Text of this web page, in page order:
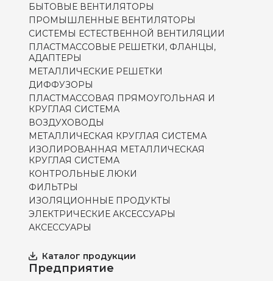
БЫТОВЫЕ ВЕНТИЛЯТОРЫ
ПРОМЫШЛЕННЫЕ ВЕНТИЛЯТОРЫ
СИСТЕМЫ ЕСТЕСТВЕННОЙ ВЕНТИЛЯЦИИ
ПЛАСТМАССОВЫЕ РЕШЕТКИ, ФЛАНЦЫ,
АДАПТЕРЫ
МЕТАЛЛИЧЕСКИЕ РЕШЕТКИ
ДИФФУЗОРЫ
ПЛАСТМАССОВАЯ ПРЯМОУГОЛЬНАЯ И
КРУГЛАЯ СИСТЕМА
ВОЗДУХОВОДЫ
МЕТАЛЛИЧЕСКАЯ КРУГЛАЯ СИСТЕМА
ИЗОЛИРОВАННАЯ МЕТАЛЛИЧЕСКАЯ
КРУГЛАЯ СИСТЕМА
КОНТРОЛЬНЫЕ ЛЮКИ
ФИЛЬТРЫ
ИЗОЛЯЦИОННЫЕ ПРОДУКТЫ
ЭЛЕКТРИЧЕСКИЕ АКСЕССУАРЫ
АКСЕССУАРЫ
Каталог продукции
Предприятие